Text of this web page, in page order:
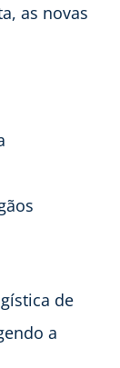
as novas
de
a